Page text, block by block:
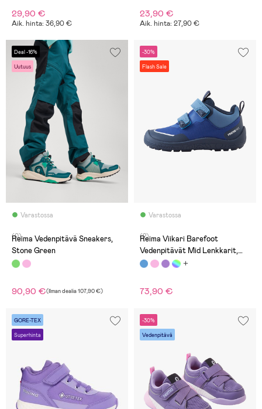
29,90 €
Aik. hinta: 36,90 €
23,90 €
Aik. hinta: 27,90 €
Deal -16%
Uutuus
Varastossa
(0)
Reima Vedenpitävä Sneakers,
Stone Green
90,90 €(Ilman dealia107,90 €)
-30%
Flash Sale
Varastossa
(2)
Reima Viikari Barefoot
Vedenpitävät Mid Lenkkarit,
Twilight Blukeet
73,90 €
GORE-TEX
Superhinta
-30%
Vedenpitävä